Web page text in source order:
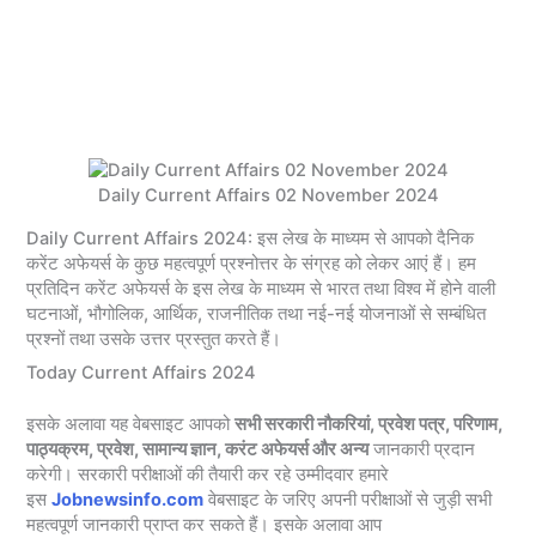
Daily Current Affairs 02 November 2024
Daily Current Affairs 2024: इस लेख के माध्यम से आपको दैनिक
करेंट अफेयर्स के कुछ महत्वपूर्ण प्रश्नोत्तर के संग्रह को लेकर आएं हैं। हम
प्रतिदिन करेंट अफेयर्स के इस लेख के माध्यम से भारत तथा विश्व में होने वाली
घटनाओं, भौगोलिक, आर्थिक, राजनीतिक तथा नई-नई योजनाओं से सम्बंधित
प्रश्नों तथा उसके उत्तर प्रस्तुत करते हैं।
Today Current Affairs 2024
इसके अलावा यह वेबसाइट आपकोसभी सरकारी नौकरियां, प्रवेश पत्र, परिणाम,
पाठ्यक्रम, प्रवेश, सामान्य ज्ञान, करंट अफेयर्स और अन्यजानकारी प्रदान
करेगी। सरकारी परीक्षाओं की तैयारी कर रहे उम्मीदवार हमारे
इसJobnewsinfo.com वेबसाइट के जरिए अपनी परीक्षाओं से जुड़ी सभी
महत्वपूर्ण जानकारी प्राप्त कर सकते हैं। इसके अलावा आप